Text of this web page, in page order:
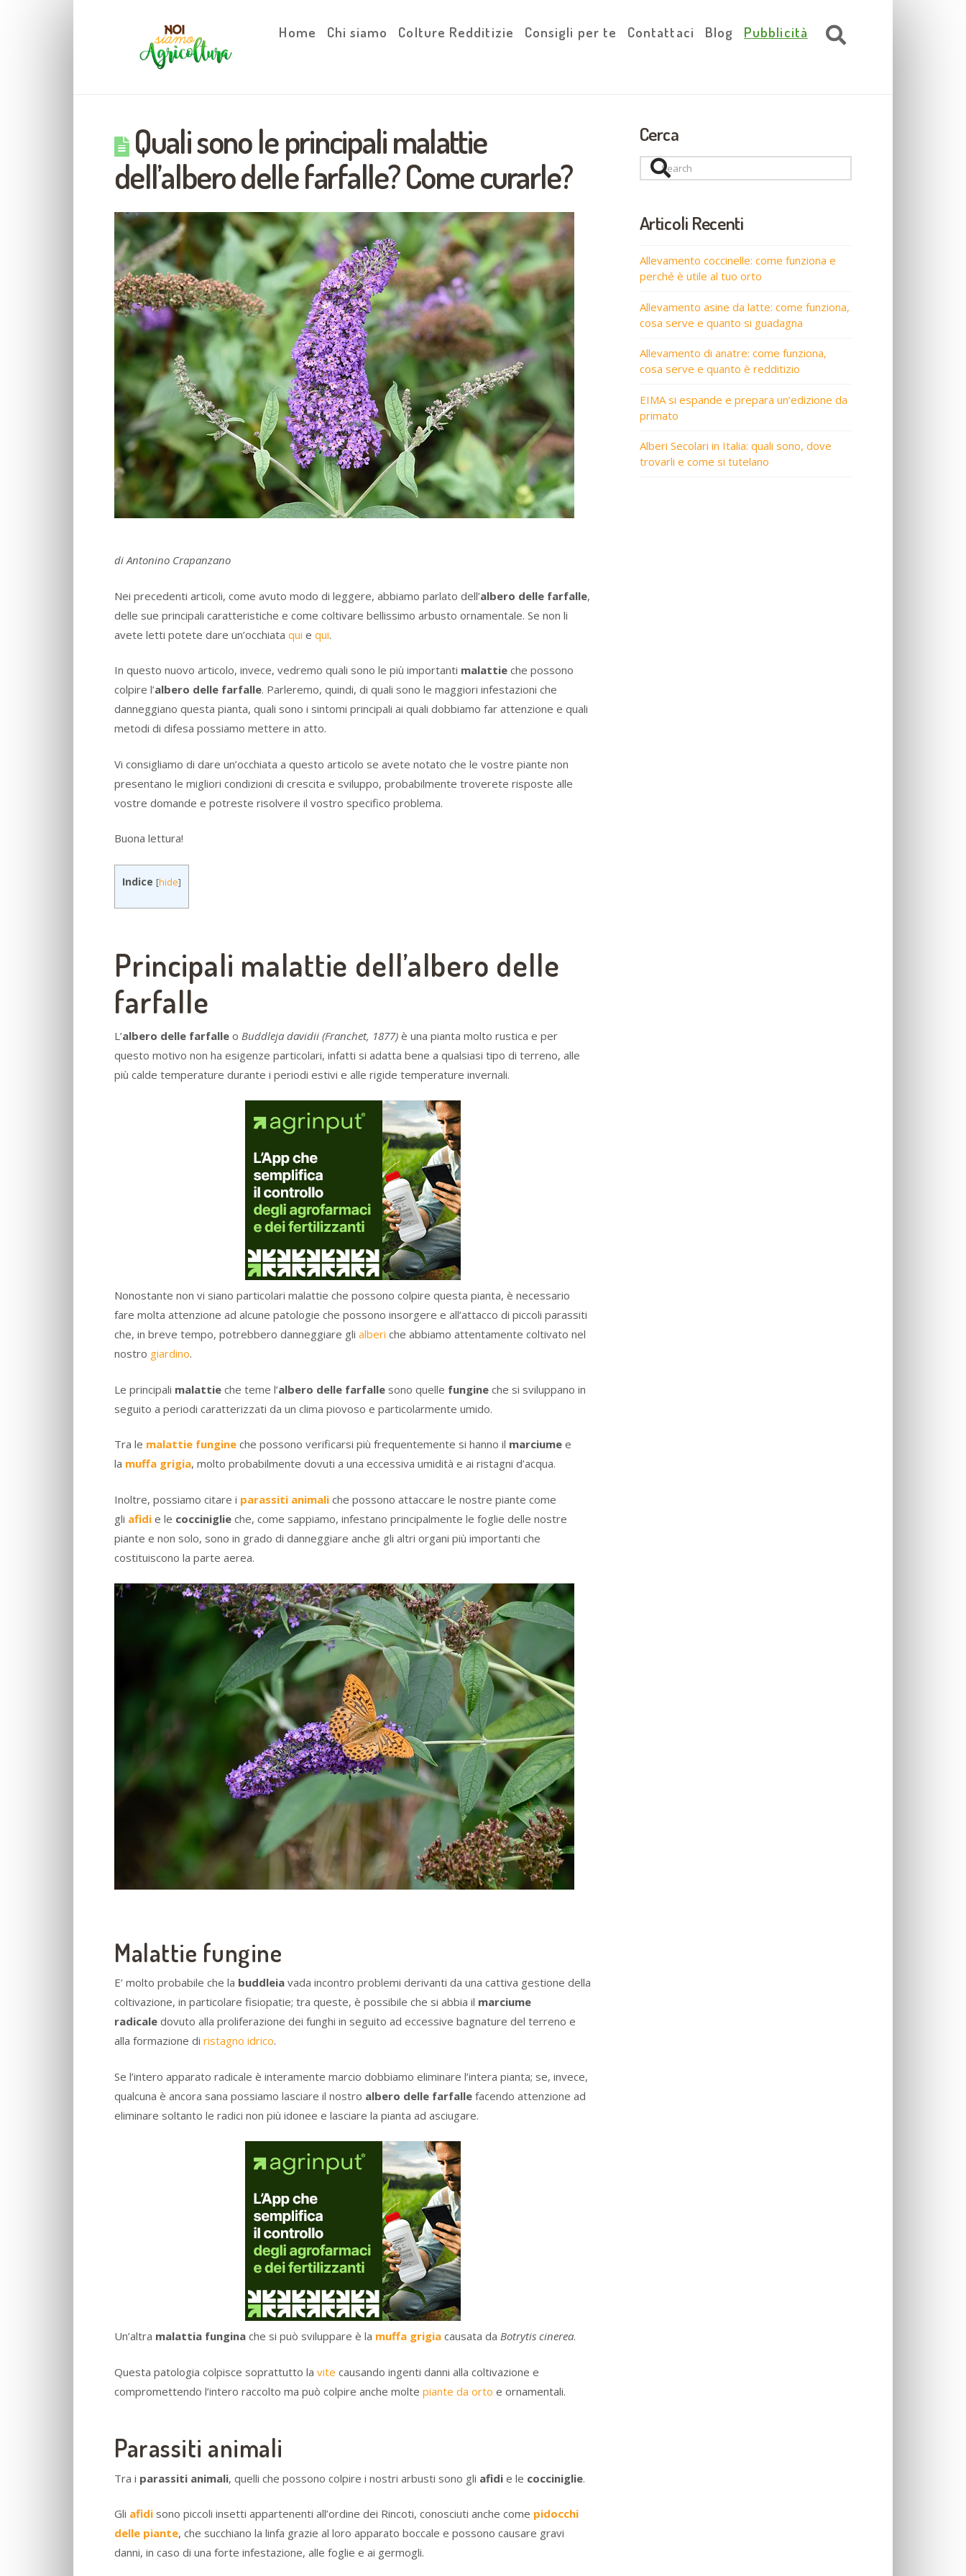
Home Chi siamo Colture Redditizie Consigli per te Contattaci Blog Pubblicità
Quali sono le principali malattie
dell’albero delle farfalle? Come curarle?
di Antonino Crapanzano
Nei precedenti articoli, come avuto modo di leggere, abbiamo parlato dell’albero delle farfalle,
delle sue principali caratteristiche e come coltivare bellissimo arbusto ornamentale. Se non li
avete letti potete dare un’occhiata qui e qui.
In questo nuovo articolo, invece, vedremo quali sono le più importanti malattie che possono
colpire l’albero delle farfalle. Parleremo, quindi, di quali sono le maggiori infestazioni che
danneggiano questa pianta, quali sono i sintomi principali ai quali dobbiamo far attenzione e quali
metodi di difesa possiamo mettere in atto.
Vi consigliamo di dare un’occhiata a questo articolo se avete notato che le vostre piante non
presentano le migliori condizioni di crescita e sviluppo, probabilmente troverete risposte alle
vostre domande e potreste risolvere il vostro specifico problema.
Buona lettura!
Indice [hide]
Principali malattie dell’albero delle
farfalle
L’albero delle farfalle o Buddleja davidii (Franchet, 1877) è una pianta molto rustica e per
questo motivo non ha esigenze particolari, infatti si adatta bene a qualsiasi tipo di terreno, alle
più calde temperature durante i periodi estivi e alle rigide temperature invernali.
Nonostante non vi siano particolari malattie che possono colpire questa pianta, è necessario
fare molta attenzione ad alcune patologie che possono insorgere e all’attacco di piccoli parassiti
che, in breve tempo, potrebbero danneggiare gli alberi che abbiamo attentamente coltivato nel
nostro giardino.
Le principali malattie che teme l’albero delle farfalle sono quelle fungine che si sviluppano in
seguito a periodi caratterizzati da un clima piovoso e particolarmente umido.
Tra le malattie fungine che possono verificarsi più frequentemente si hanno il marciume e
la muffa grigia, molto probabilmente dovuti a una eccessiva umidità e ai ristagni d’acqua.
Inoltre, possiamo citare i parassiti animali che possono attaccare le nostre piante come
gli afidi e le cocciniglie che, come sappiamo, infestano principalmente le foglie delle nostre
piante e non solo, sono in grado di danneggiare anche gli altri organi più importanti che
costituiscono la parte aerea.
Malattie fungine
E’ molto probabile che la buddleia vada incontro problemi derivanti da una cattiva gestione della
coltivazione, in particolare fisiopatie; tra queste, è possibile che si abbia il marciume
radicale dovuto alla proliferazione dei funghi in seguito ad eccessive bagnature del terreno e
alla formazione di ristagno idrico.
Se l’intero apparato radicale è interamente marcio dobbiamo eliminare l’intera pianta; se, invece,
qualcuna è ancora sana possiamo lasciare il nostro albero delle farfalle facendo attenzione ad
eliminare soltanto le radici non più idonee e lasciare la pianta ad asciugare.
Un’altra malattia fungina che si può sviluppare è la muffa grigia causata da Botrytis cinerea.
Questa patologia colpisce soprattutto la vite causando ingenti danni alla coltivazione e
compromettendo l’intero raccolto ma può colpire anche molte piante da orto e ornamentali.
Parassiti animali
Tra i parassiti animali, quelli che possono colpire i nostri arbusti sono gli afidi e le cocciniglie.
Gli afidi sono piccoli insetti appartenenti all’ordine dei Rincoti, conosciuti anche come pidocchi
delle piante, che succhiano la linfa grazie al loro apparato boccale e possono causare gravi
danni, in caso di una forte infestazione, alle foglie e ai germogli.
Cerca
Search
Articoli Recenti
Allevamento coccinelle: come funziona e
perché è utile al tuo orto
Allevamento asine da latte: come funziona,
cosa serve e quanto si guadagna
Allevamento di anatre: come funziona,
cosa serve e quanto è redditizio
EIMA si espande e prepara un’edizione da
primato
Alberi Secolari in Italia: quali sono, dove
trovarli e come si tutelano